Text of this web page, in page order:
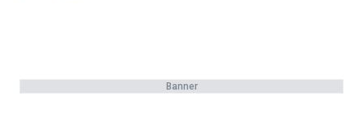
Banner